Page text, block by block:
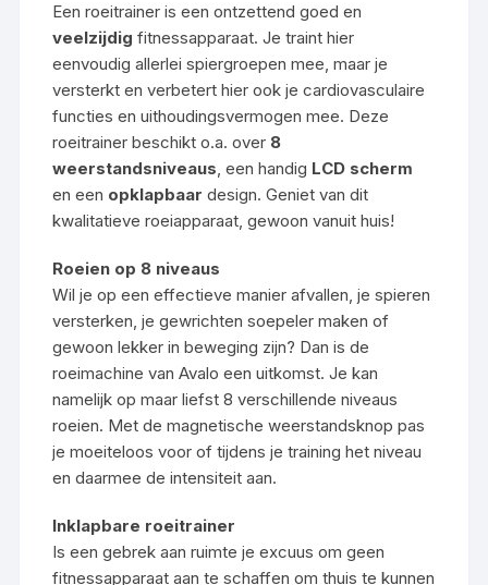
Een roeitrainer is een ontzettend goed en
veelzijdigfitnessapparaat. Je traint hier
eenvoudig allerlei spiergroepen mee, maar je
versterkt en verbetert hier ook je cardiovasculaire
functies en uithoudingsvermogen mee. Deze
roeitrainer beschikt o.a. over 8
weerstandsniveaus, een handig LCD scherm
en een opklapbaardesign. Geniet van dit
kwalitatieve roeiapparaat, gewoon vanuit huis!
Roeien op 8 niveaus
Wil je op een effectieve manier afvallen, je spieren
versterken, je gewrichten soepeler maken of
gewoon lekker in beweging zijn? Dan is de
roeimachine van Avalo een uitkomst. Je kan
namelijk op maar liefst 8 verschillende niveaus
roeien. Met de magnetische weerstandsknop pas
je moeiteloos voor of tijdens je training het niveau
en daarmee de intensiteit aan.
Inklapbare roeitrainer
Is een gebrek aan ruimte je excuus om geen
fitnessapparaat aan te schaffen om thuis te kunnen